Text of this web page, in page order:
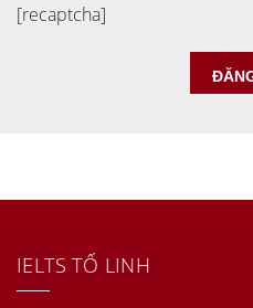
[recaptcha]
IELTS TỐ LINH